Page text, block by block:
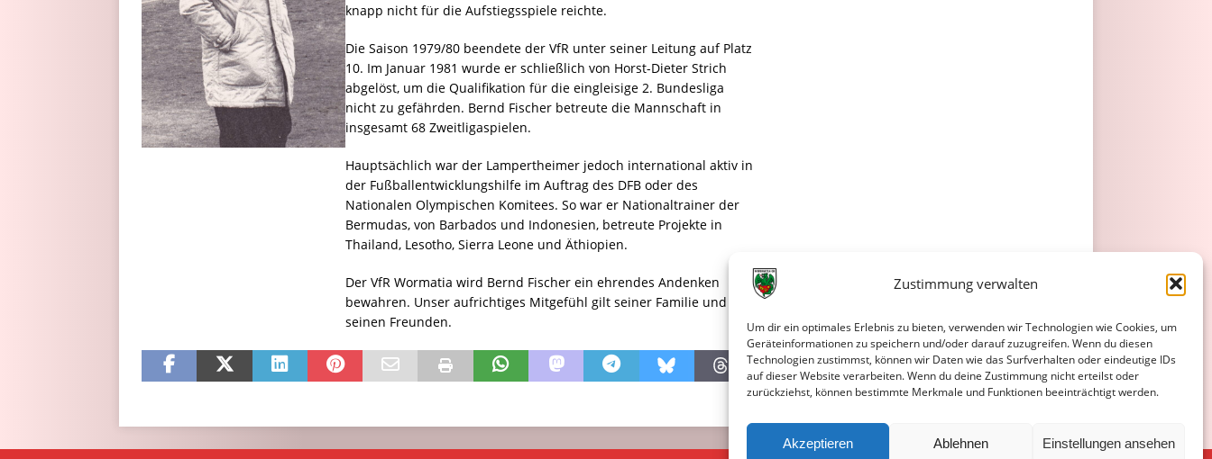
Zustimmung verwalten
Um dir ein optimales Erlebnis zu bieten, verwenden wir Technologien wie Cookies, um
Geräteinformationen zu speichern und/oder darauf zuzugreifen. Wenn du diesen
Technologien zustimmst, können wir Daten wie das Surfverhalten oder eindeutige IDs
auf dieser Website verarbeiten. Wenn du deine Zustimmung nicht erteilst oder
zurückziehst, können bestimmte Merkmale und Funktionen beeinträchtigt werden.
Akzeptieren Ablehnen Einstellungen ansehen
knapp nicht für die Aufstiegsspiele reichte.
Die Saison 1979/80 beendete der VfR unter seiner Leitung auf Platz
10. Im Januar 1981 wurde er schließlich von Horst-Dieter Strich
abgelöst, um die Qualifikation für die eingleisige 2. Bundesliga
nicht zu gefährden. Bernd Fischer betreute die Mannschaft in
insgesamt 68 Zweitligaspielen.
Hauptsächlich war der Lampertheimer jedoch international aktiv in
der Fußballentwicklungshilfe im Auftrag des DFB oder des
Nationalen Olympischen Komitees. So war er Nationaltrainer der
Bermudas, von Barbados und Indonesien, betreute Projekte in
Thailand, Lesotho, Sierra Leone und Äthiopien.
Der VfR Wormatia wird Bernd Fischer ein ehrendes Andenken
bewahren. Unser aufrichtiges Mitgefühl gilt seiner Familie und
seinen Freunden.